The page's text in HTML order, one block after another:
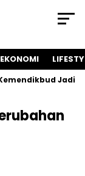
EKONOMI
Jadi